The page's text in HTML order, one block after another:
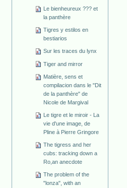
Le bienheureux ??? et
la panthère
Tigres y estilos en
bestiarios
Sur les traces du lynx
Tiger and mirror
Matière, sens et
compilacion dans le "Dit
de la panthère" de
Nicole de Margival
Le tigre et le miroir - La
vie d'une image, de
Pline à Pierre Gringore
The tigress and her
cubs: tracking down a
Ro,an anecdote
The problem of the
"lonza", with an